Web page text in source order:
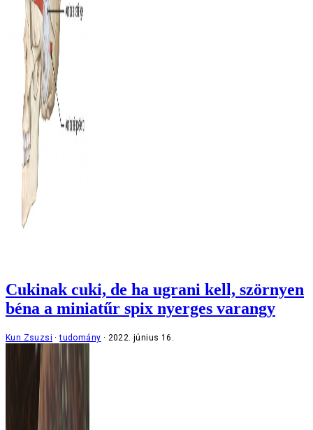
Cukinak cuki, de ha ugrani kell, szörnyen
béna a miniatűr spix nyerges varangy
Kun Zsuzsi tudomány 2022. június 16.